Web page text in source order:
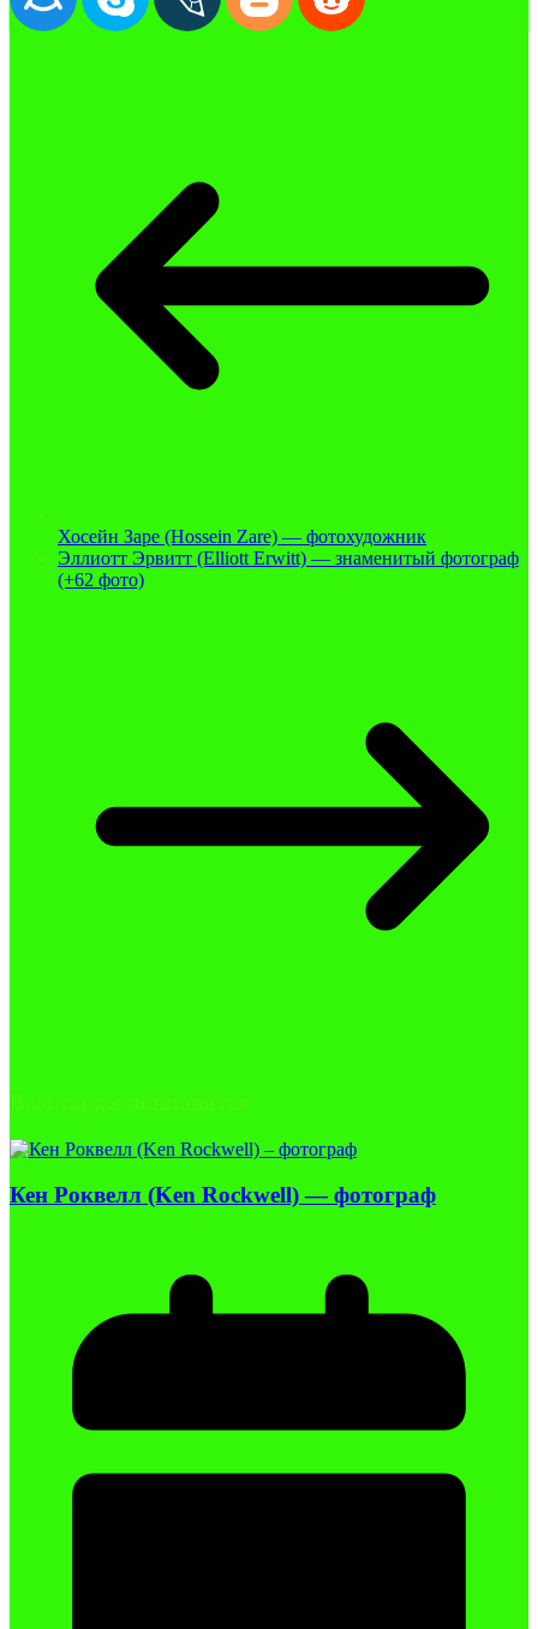
Хосейн Заре (Hossein Zare) — фотохудожник
Эллиотт Эрвитт (Elliott Erwitt) — знаменитый фотограф
(+62 фото)
Кен Роквелл (Ken Rockwell) — фотограф